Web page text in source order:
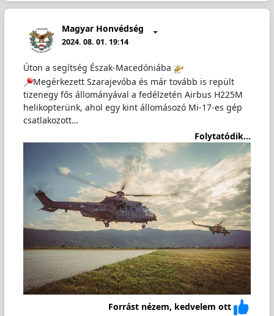
Magyar Honvédség
2024. 08. 01. 19:14
Úton a segítség Észak-Macedóniába
Megérkezett Szarajevóba és már tovább is repült
tizenegy fős állományával a fedélzetén Airbus H225M
helikopterünk, ahol egy kint állomásozó Mi-17-es gép
csatlakozott…
Folytatódik...
Forrást nézem, kedvelem ott